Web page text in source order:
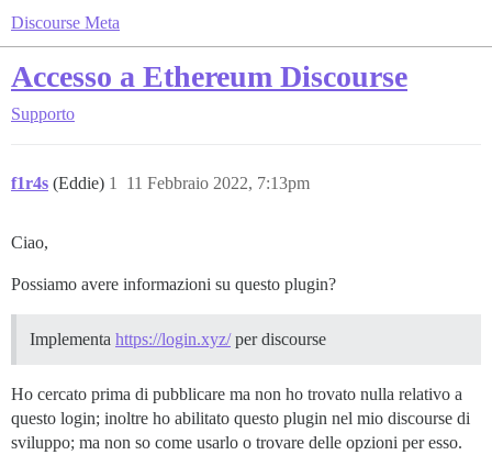
Discourse Meta
Accesso a Ethereum Discourse
Supporto
f1r4s (Eddie) 11 Febbraio 2022, 7:13pm
1
Ciao,
Possiamo avere informazioni su questo plugin?
Implementa https://login.xyz/per discourse
Ho cercato prima di pubblicare ma non ho trovato nulla relativo a
questo login; inoltre ho abilitato questo plugin nel mio discourse di
sviluppo; ma non so come usarlo o trovare delle opzioni per esso.